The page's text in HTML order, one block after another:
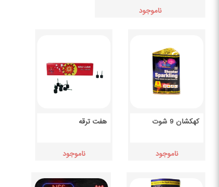
ناموجود
کهکشان 9 شوت
ناموجود
هفت ترقه
ناموجود